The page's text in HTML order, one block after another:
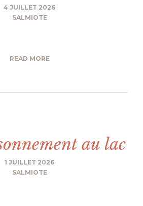
4 JUILLET 2026
SALMIOTE
READ MORE
au lac
1 JUILLET 2026
SALMIOTE